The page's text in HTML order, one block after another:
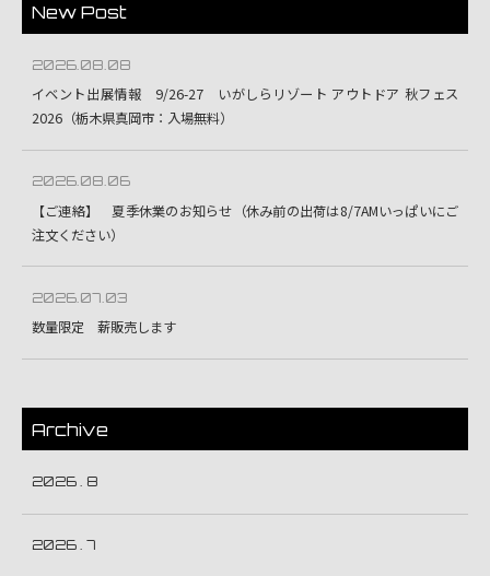
New Post
2026.08.08
イベント出展情報 9/26-27 いがしらリゾート アウトドア 秋フェス
2026（栃木県真岡市：入場無料）
2026.08.06
【ご連絡】 夏季休業のお知らせ（休み前の出荷は8/7AMいっぱいにご
注文ください）
2026.07.03
数量限定 薪販売します
Archive
2026 . 8
2026 . 7